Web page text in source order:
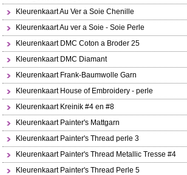
Kleurenkaart Au Ver a Soie Chenille
Kleurenkaart Au ver a Soie - Soie Perle
Kleurenkaart DMC Coton a Broder 25
Kleurenkaart DMC Diamant
Kleurenkaart Frank-Baumwolle Garn
Kleurenkaart House of Embroidery - perle
Kleurenkaart Kreinik #4 en #8
Kleurenkaart Painter's Mattgarn
Kleurenkaart Painter's Thread perle 3
Kleurenkaart Painter's Thread Metallic Tresse #4
Kleurenkaart Painter's Thread Perle 5